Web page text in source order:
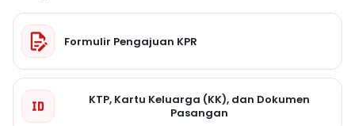
Formulir Pengajuan KPR
KTP, Kartu Keluarga (KK), dan Dokumen
Pasangan